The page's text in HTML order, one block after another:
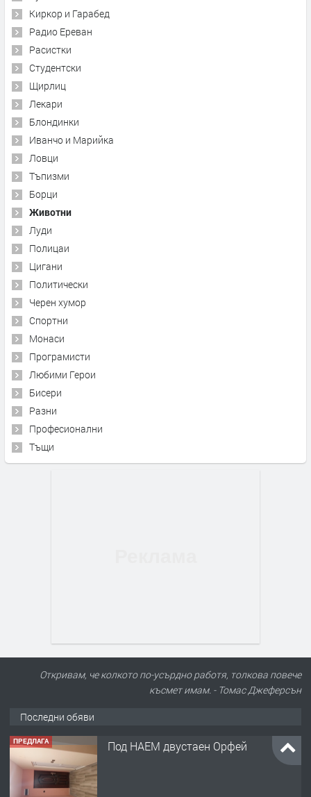
Киркор и Гарабед
Радио Ереван
Расистки
Студентски
Щирлиц
Лекари
Блондинки
Иванчо и Марийка
Ловци
Тъпизми
Борци
Животни
Луди
Полицаи
Цигани
Политически
Черен хумор
Спортни
Монаси
Програмисти
Любими Герои
Бисери
Разни
Професионални
Тъщи
Откривам, че колкото по-усърдно работя, толкова повече
късмет имам. - Томас Джеферсън
Последни обяви
ПРЕДЛАГА Под НАЕМ двустаен Орфей